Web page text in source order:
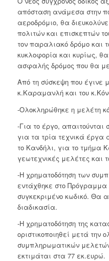
απόσταση ανάμεσα στην
αεροδρόμιο, θα
πολιτών και επισκεπτών
τον παραλιακό δρόμο και
κυκλοφορία και κυρίως,
ασφαλής δρόμος που θα
Από τη σύσκεψη που έγινε
κ.Καραμανλή και του
-Ολοκληρώθηκε η μελέτη
-Για το έργο,
για τα τρία τεχνικά έργα
το Κανδήλι, για το τμήμα
γεωτεχνικές μελέτες και
-Η χρηματοδότηση των
εντάχθηκε στο
συγκεκριμένο κωδικό. Θα
διαδικασία.
-Η χρηματοδότηση της
οριστικοποιηθεί μετά την
συμπληρωματικών μελετών
εκτιμάται στα 77 εκ.ευρώ.